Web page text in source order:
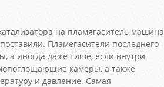
на пламягаситель машина
Пламегасители последнего
а иногда даже тише, если внутри
камеры, а также
и давление. Самая